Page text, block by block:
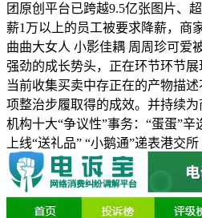
团原创平台已跨越9.5亿张图片、
薪1万以上的员工被要求降薪，商
曲曲大女人 小影佳耦 周周珍可爱
强劲的成长势头，正在环节环节
当前收集买卖中存正在的产物描
项整治步履取得的成效。并持续
机构十大“争议性”事务：“蛋蛋”
上线“送礼品” “小鹅通”递表港交